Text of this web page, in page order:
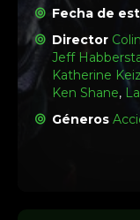
Fecha de
Director
Jeff
Katherine
Ken Shane,
Géneros